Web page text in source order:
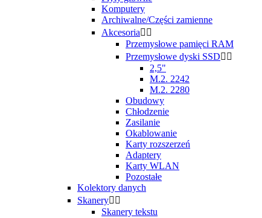
Komputery
Archiwalne/Części zamienne
Akcesoria 
Przemysłowe pamięci RAM
Przemysłowe dyski SSD 
2,5"
M.2. 2242
M.2. 2280
Obudowy
Chłodzenie
Zasilanie
Okablowanie
Karty rozszerzeń
Adaptery
Karty WLAN
Pozostałe
Kolektory danych
Skanery 
Skanery tekstu